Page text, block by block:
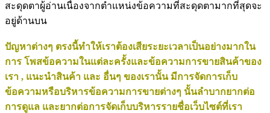
สะดุดตาผู้อ่านเนื่องจากตำแหน่งข้อความที่สะดุดตามากที่สุดจะ
อยู่ด้านบน
ปัญหาต่างๆ ตรงนี้ทำให้เราต้องเสียระยะเวลาเป็นอย่างมากใน
การ โพสข้อความในแต่ละครั้งและข้อความการขายสินค้าของ
เรา , แนะนำสินค้า และ อื่นๆ ของเรานั้น มีการจัดการเก็บ
ข้อความหรือบริหารข้อความการขายต่างๆ นั้นลำบากยากต่อ
การดูแล และยากต่อการจัดเก็บบริหารรายชื่อเว็บไซต์ที่เรา